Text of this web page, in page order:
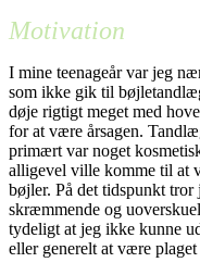
Motivation
I mine teenageår var jeg
som ikke gik til
døje rigtigt meget med
for at være årsagen.
primært var noget
alligevel ville komme til at
bøjler. På det tidspunkt
skræmmende og
tydeligt at jeg ikke kunne
eller generelt at være